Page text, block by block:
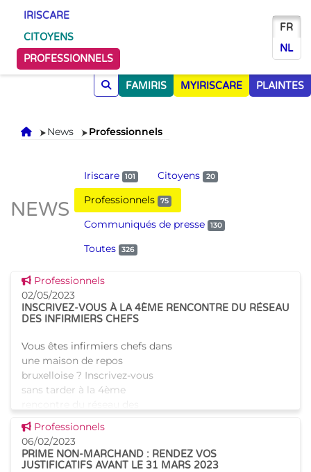
IRISCARE
CITOYENS
PROFESSIONNELS
FR
NL
FAMIRIS MYIRISCARE PLAINTES
Accueil
News Professionnels
NEWS
Iriscare 101 Citoyens 20
Professionnels 75
Communiqués de presse 130
Toutes 326
Voir cette news
Professionnels
02/05/2023
INSCRIVEZ-VOUS À LA 4ÈME RENCONTRE DU RÉSEAU
DES INFIRMIERS CHEFS
Vous êtes infirmiers chefs dans
une maison de repos
bruxelloise ? Inscrivez-vous
sans tarder à la 4ème
infirmiers chefs des maisons
de repos (MR) et maisons de
repos et de
Voir cette news
Professionnels
06/02/2023
PRIME NON-MARCHAND : RENDEZ VOS
JUSTIFICATIFS AVANT LE 31 MARS 2023